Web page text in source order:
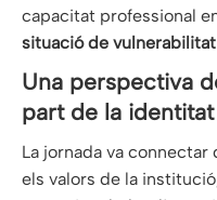
capacitat professional
situació de vulnerabilitat
Una perspectiva
part de la
La jornada va
els valors de la